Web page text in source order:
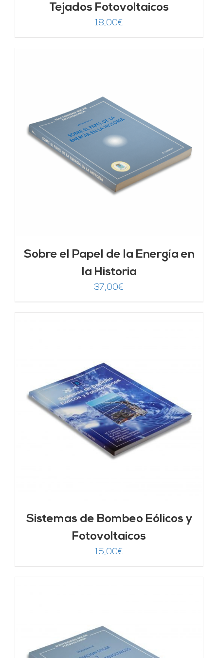
Tejados Fotovoltaicos
18,00€
Sobre el Papel de la Energía en
la Historia
37,00€
Sistemas de Bombeo Eólicos y
Fotovoltaicos
15,00€